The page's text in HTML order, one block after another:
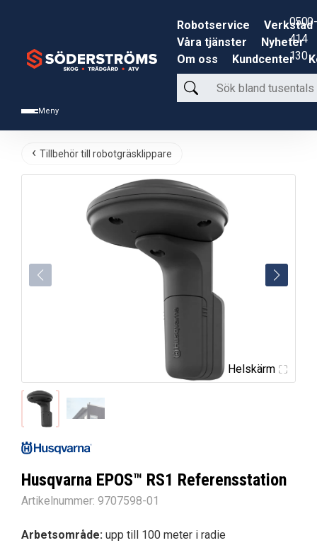
Meny
Robotservice
Verkstad
Våra tjänster
Nyheter
Om oss
Kundcenter
Sök
bland
produkter
0500-
414
130
Tillbehör till robotgräsklippare
Helskärm
Husqvarna EPOS™ RS1 Referensstation
Artikelnummer: 9707598-01
Arbetsområde: upp till 100 meter i radie